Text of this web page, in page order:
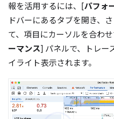
報を活用するには、[パフォ
ドバーにあるタブを開き、
て、項目にカーソルを合わ
ーマンス] パネルで、トレー
イライト表示されます。